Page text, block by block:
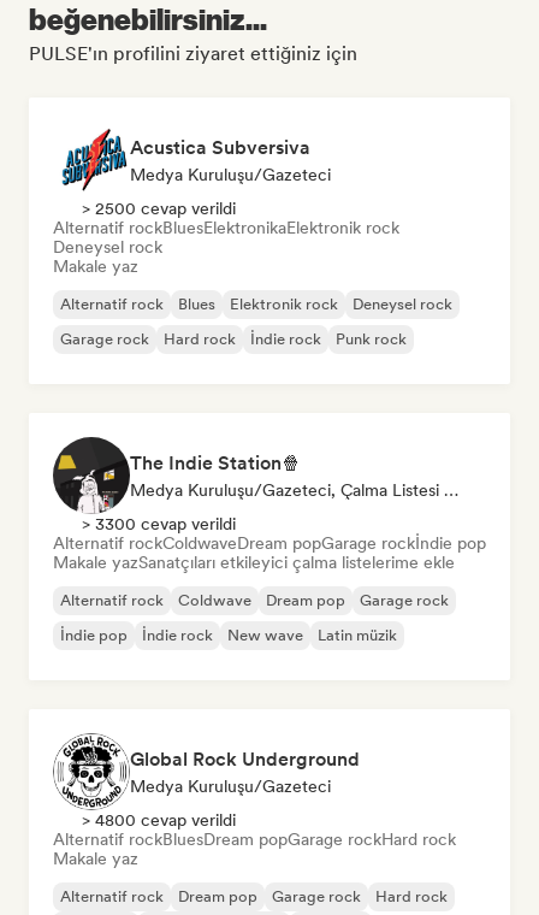
beğenebilirsiniz...
PULSE'ın profilini ziyaret ettiğiniz için
Acustica Subversiva
Medya Kuruluşu/Gazeteci
> 2500 cevap verildi
Alternatif rockBluesElektronikaElektronik rock
Deneysel rock
Makale yaz
Alternatif rock Blues Elektronik rock
Deneysel rock
Garage rock
Hard rock İndie rock Punk rock
The Indie Station🍿
Medya Kuruluşu/Gazeteci, Çalma Listesi Küratörü
> 3300 cevap verildi
Alternatif rockColdwaveDream popGarage rockİndie pop
Makale yazSanatçıları etkileyici çalma listelerime ekle
Alternatif rock Coldwave Dream pop
Garage rock
İndie pop
İndie rock New wave Latin müzik
Global Rock Underground
Medya Kuruluşu/Gazeteci
> 4800 cevap verildi
Alternatif rockBluesDream popGarage rockHard rock
Makale yaz
Alternatif rock Dream pop Garage rock
Hard rock